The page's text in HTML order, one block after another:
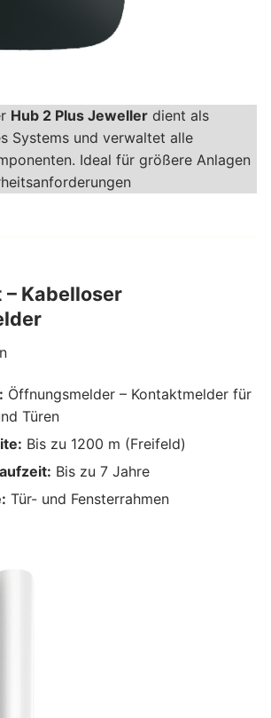
Hub 2 Plus Jeweller dient als
Systems und verwaltet alle
Ideal für größere Anlagen
– Kabelloser
Öffnungsmelder – Kontaktmelder für
Türen
Bis zu 1200 m (Freifeld)
Bis zu 7 Jahre
Tür- und Fensterrahmen